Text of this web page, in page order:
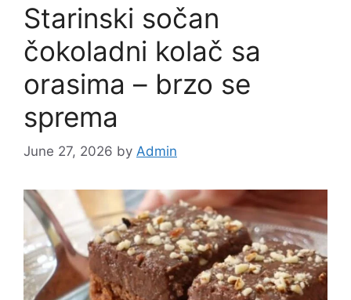
Starinski sočan
čokoladni kolač sa
orasima – brzo se
sprema
June 27, 2026 by Admin